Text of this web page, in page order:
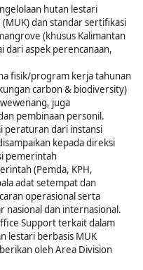
hutan lestari
dan standar sertifikasi
(khusus Kalimantan
dari aspek perencanaan,
fisik/program kerja tahunan
carbon & biodiversity)
juga
pembinaan personil.
peraturan dari instansi
kepada direksi
pemerintah
(Pemda, KPH,
adat setempat dan
operasional serta
nasional dan internasional.
Support terkait dalam
lestari berbasis MUK
oleh Area Division